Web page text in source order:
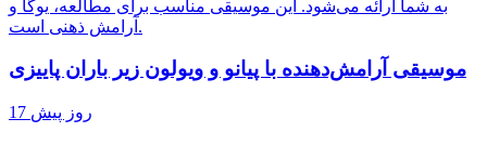
به شما ارائه می‌شود. این موسیقی مناسب برای مطالعه، یوگا و
آرامش ذهنی است.
موسیقی آرامش‌دهنده با پیانو و ویولون زیر باران پاییزی
17 روز پیش